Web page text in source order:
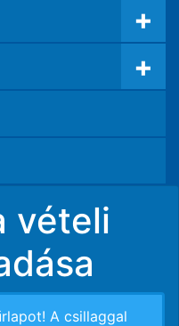
+
+
vételi
A csillaggal